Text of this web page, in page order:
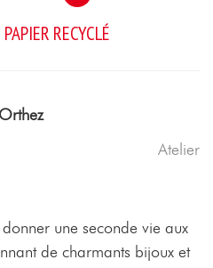
RECYCLÉ
Atelier
une seconde vie aux
de charmants bijoux et